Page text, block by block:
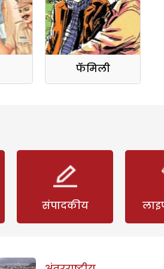
फॅमिली
संपादकीय